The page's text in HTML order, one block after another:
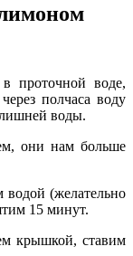
проточной воде,
полчаса воду
воды.
они нам больше
(желательно
15 минут.
крышкой, ставим